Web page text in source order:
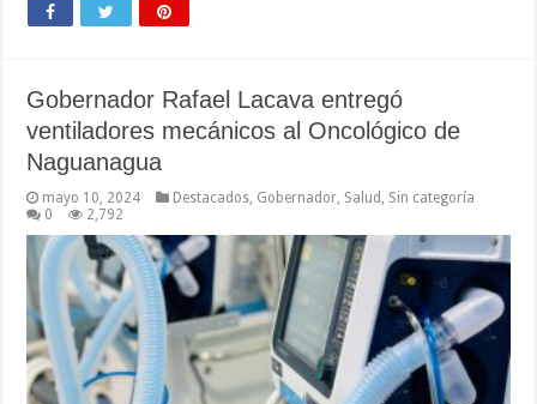
Gobernador Rafael Lacava entregó
ventiladores mecánicos al Oncológico de
Naguanagua
mayo 10, 2024 Destacados Gobernador Salud
Sin categoría
0
2,792